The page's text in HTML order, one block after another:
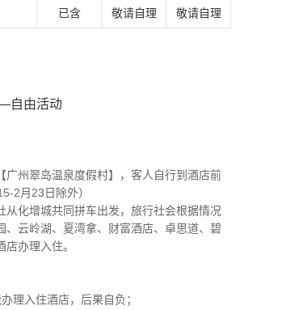
已含 敬请自理 敬请自理
自由活动
州翠岛温泉度假村】，客人自行到酒店前
2月23日除外）
化增城共同拼车出发，旅行社会根据情况
云岭湖、夏湾拿、财富酒店、卓思道、碧
办理入住。
理入住酒店，后果自负；